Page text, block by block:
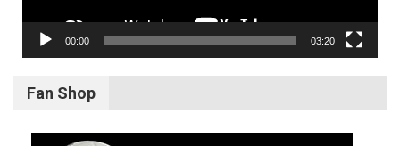
00:00 03:20
Fan Shop